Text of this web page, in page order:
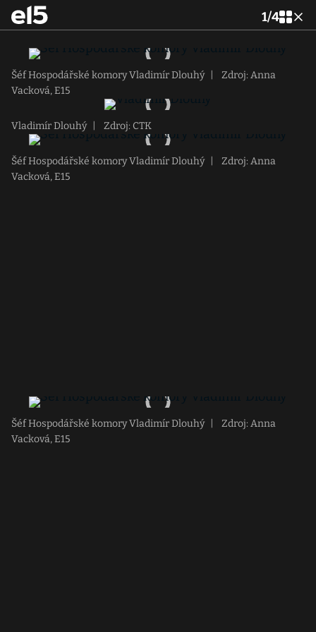
1/4
Šéf Hospodářské komory Vladimír Dlouhý
Zdroj: Anna
Vacková, E15
Vladimír Dlouhý Zdroj: CTK
Šéf Hospodářské komory Vladimír Dlouhý
Zdroj: Anna
Vacková, E15
Šéf Hospodářské komory Vladimír Dlouhý
Zdroj: Anna
Vacková, E15